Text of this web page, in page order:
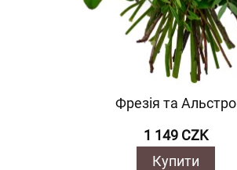
Фрезія та Альстро
1 149 CZK
Купити